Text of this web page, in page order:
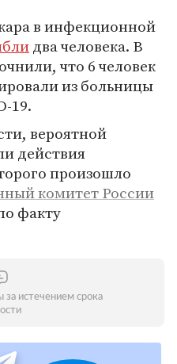
в инфекционной
два человека. В
что 6 человек
из больницы
19.
вероятной
действия
произошло
комитет России
факту
истечением срока